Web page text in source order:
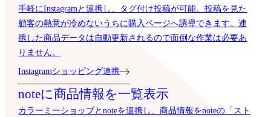
手軽にInstagramと連携し、タグ付け投稿が可能。投稿を見た
顧客の熱意が冷めないうちに購入ページへ誘導できます。連
携した商品データは自動更新されるので面倒な作業は必要あ
りません。
Instagramショッピング連携
noteに商品情報を一覧表示
カラーミーショップとnoteを連携し、商品情報をnoteの「スト